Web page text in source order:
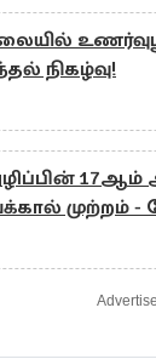
நிகழ்வு!
முற்றம்